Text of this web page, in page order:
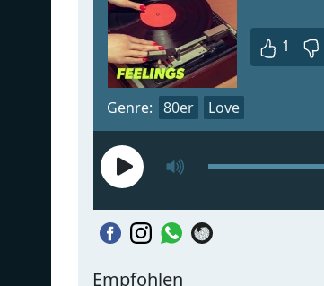
1
Genre: 80er Love
Empfohlen